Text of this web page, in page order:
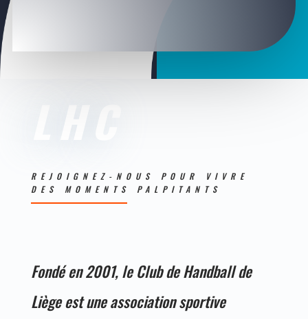
LHC
REJOIGNEZ-NOUS POUR VIVRE
DES MOMENTS PALPITANTS
Fondé en 2001, le Club de Handball de
Liège est une association sportive